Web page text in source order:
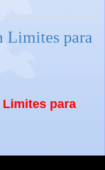
Limites para
Limites para